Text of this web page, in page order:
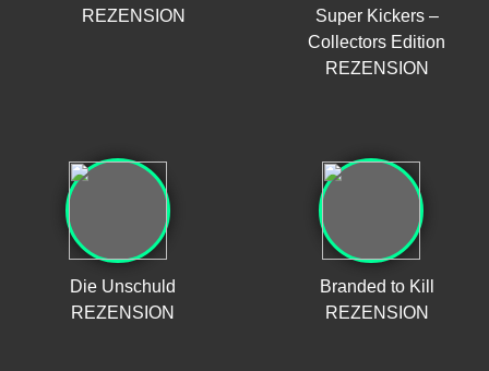
REZENSION
Super Kickers –
Collectors Edition
REZENSION
Die Unschuld
REZENSION
Branded to Kill
REZENSION